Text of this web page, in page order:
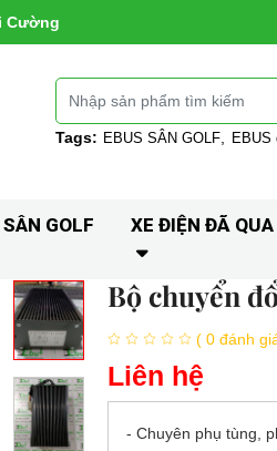
Cường
Tags: EBUS SÂN GOLF EBUS
GOLF XE ĐIỆN ĐÃ QUA
Bộ chuyển
( 0 đánh
Liên hệ
- Chuyên phụ tùng,